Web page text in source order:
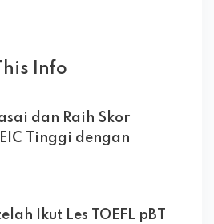
Info
dan Raih Skor
Tinggi dengan
Ikut Les TOEFL pBT